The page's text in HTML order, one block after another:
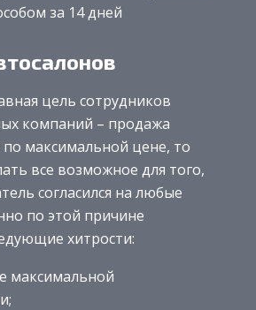
за 14 дней
цель сотрудников
компаний – продажа
максимальной цене, то
все возможное для того,
согласился на любые
по этой причине
хитрости:
максимальной